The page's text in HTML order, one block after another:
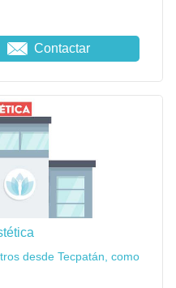
Contactar
desde Tecpatán, como